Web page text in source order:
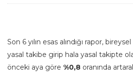
Son 6 yılın esas alındığı rapor,
yasal takibe girip hala yasal takipte
önceki aya göre %0,8 oranında